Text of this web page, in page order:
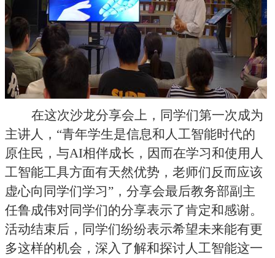
在这次沙龙分享会上，同学们第一次成为
主讲人，“青年学生是信息和人工智能时代的
原住民，与AI相伴成长，因而在学习和使用人
工智能工具方面有天然优势，老师们反而应该
虚心向同学们学习”，分享会最后教务部副主
任鲁成伟对同学们的分享表示了肯定和感谢。
活动结束后，同学们纷纷表示希望未来能有更
多这样的机会，深入了解和探讨人工智能这一